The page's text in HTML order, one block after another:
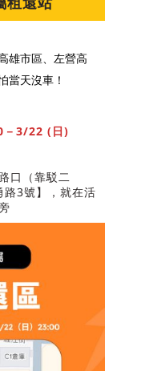
雄市區、左營高
當天沒車！
3/22 (日)
口（靠駁二
路3號】，就在活